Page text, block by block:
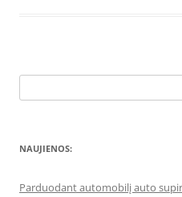
for:
NAUJIENOS:
Parduodant automobilį auto